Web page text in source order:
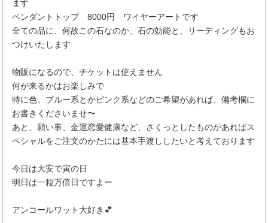
ます
ペンダントトップ 8000円 ワイヤーアートです
全ての品に、何故この石なのか、石の効能と、リーディングもお
つけいたします
物販になるので、チケットは使えません
何が来るかはお楽しみで
特に色、ブルー系とかピンク系などのご希望があれば、備考欄に
お書きくださいませ〜
あと、願い事、金運恋愛健康など、さくっとしたものがあればス
ペシャルをご注文のかたには基本手渡ししたいと考えております
今日は大安で寅の日
明日は一粒万倍日ですよー
アンコールワット大好き💕